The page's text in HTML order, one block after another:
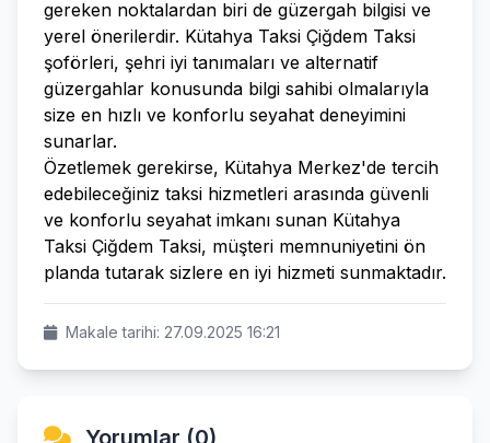
gereken noktalardan biri de güzergah bilgisi ve
yerel önerilerdir. Kütahya Taksi Çiğdem Taksi
şoförleri, şehri iyi tanımaları ve alternatif
güzergahlar konusunda bilgi sahibi olmalarıyla
size en hızlı ve konforlu seyahat deneyimini
sunarlar.
Özetlemek gerekirse, Kütahya Merkez'de tercih
edebileceğiniz taksi hizmetleri arasında güvenli
ve konforlu seyahat imkanı sunan Kütahya
Taksi Çiğdem Taksi, müşteri memnuniyetini ön
planda tutarak sizlere en iyi hizmeti sunmaktadır.
Makale tarihi: 27.09.2025 16:21
Yorumlar (0)